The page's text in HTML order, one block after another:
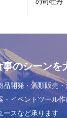
事のシーンを
品開発・酒類販売
・イベントツール
ースなど承ります